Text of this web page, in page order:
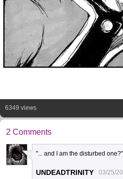
6349 views
2 Comments
4
"... and I am the disturbed one?"
UNDEADTRINITY 03/25/